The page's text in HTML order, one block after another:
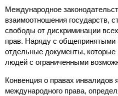
Международное
взаимоотношения государств,
свободы от дискриминации
прав. Наряду с
отдельные документы, которые
людей с ограниченными
Конвенция о правах инвалидов
международного права,